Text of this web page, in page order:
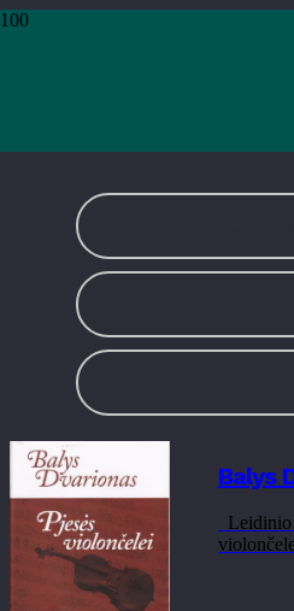
Pradžia
Balys
Leidinio